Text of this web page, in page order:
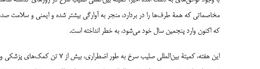
مخاصماتی که همۀ طرف‌ها را در بردارد، منجر به آوارگی بیشتر شده و ایمنی و سلامت
که اکنون وارد پنجمین سال خود می‌شود، به خطر انداخته است.
این هفته، کمیتۀ بین‌المللی صلیب سرخ